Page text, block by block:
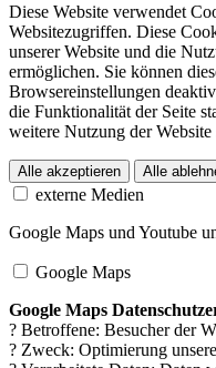
Diese Website verwendet
Websitezugriffen. Diese
unserer Website und die
ermöglichen. Sie können
Browsereinstellungen
die Funktionalität der Seite
weitere Nutzung der
Alle akzeptieren Alle
externe Medien
Google Maps und Youtube
Google Maps
Google Maps
? Betroffene: Besucher der
? Zweck: Optimierung